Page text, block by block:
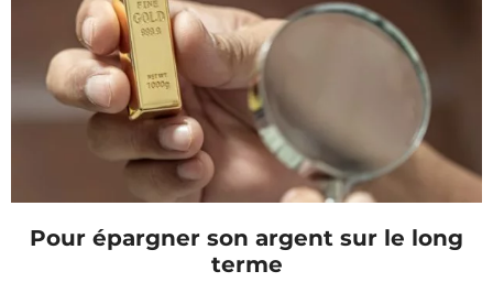
Pour épargner son argent sur le long
terme